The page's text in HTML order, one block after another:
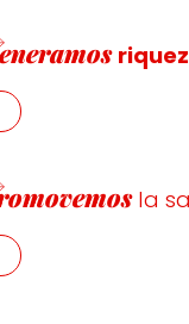
la